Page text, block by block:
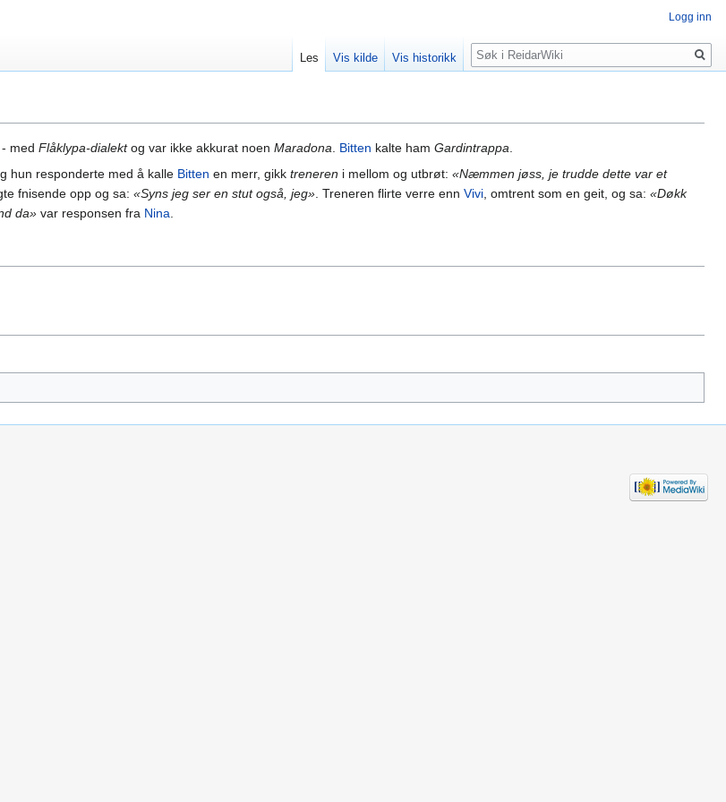
med Flåklypa-dialektog var ikke akkurat noen Maradona. Bitten kalte ham Gardintrappa.
hun responderte med å kalle Bitten en merr, gikk treneren i mellom og utbrøt: «Næmmen jøss, je trudde dette var et
fnisende opp og sa: «Syns jeg ser en stut også, jeg». Treneren flirte verre enn Vivi, omtrent som en geit, og sa: «Døkk
da» var responsen fra Nina.
Logg inn
Les Vis kilde Vis historikk
Søk